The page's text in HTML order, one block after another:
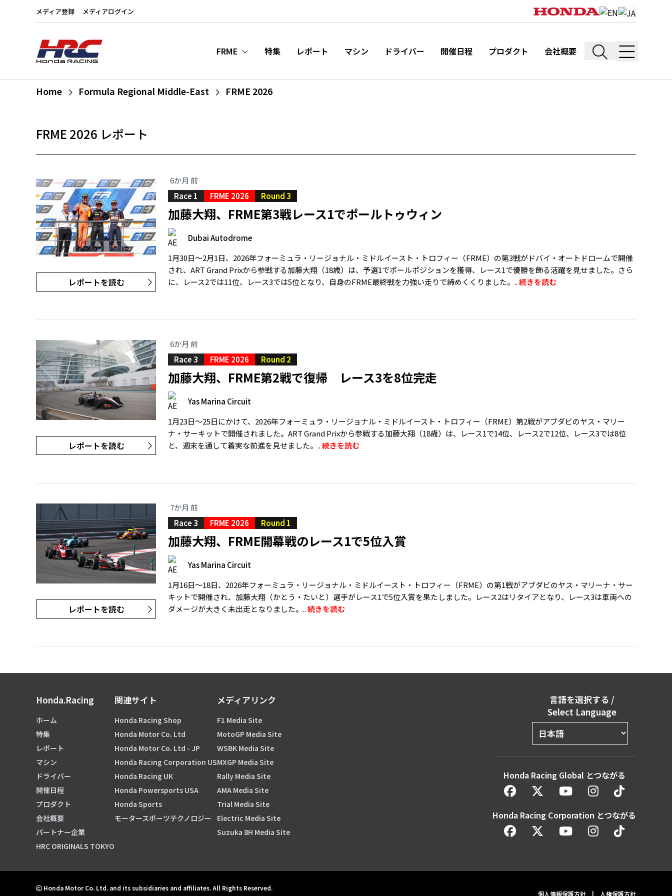
メディア登録 メディアログイン
FRME 特集 レポート マシン ドライバー 開催日程 プロダクト 会社概要
Home Formula Regional Middle-East FRME 2026
FRME 2026 レポート
レポートを読む
6か月 前
Race 1
FRME 2026 Round 3
加藤大翔、FRME第3戦レース1でポールトゥウィン
Dubai Autodrome
1月30日〜2月1日、2026年フォーミュラ・リージョナル・ミドルイースト・トロフィー（FRME）の第3戦がドバイ・オートドロームで開催
され、ART Grand Prixから参戦する加藤大翔（18歳）は、予選1でポールポジションを獲得、レース1で優勝を飾る活躍を見せました。さら
に、レース2では11位、レース3では5位となり、自身のFRME最終戦を力強い走りで締めくくりました。..続きを読む
レポートを読む
6か月 前
Race 3
FRME 2026 Round 2
加藤大翔、FRME第2戦で復帰 レース3を8位完走
Yas Marina Circuit
1月23日〜25日にかけて、2026年フォーミュラ・リージョナル・ミドルイースト・トロフィー（FRME）第2戦がアブダビのヤス・マリー
ナ・サーキットで開催されました。ART Grand Prixから参戦する加藤大翔（18歳）は、レース1で14位、レース2で12位、レース3では8位
と、週末を通して着実な前進を見せました。..続きを読む
レポートを読む
7か月 前
Race 3
FRME 2026 Round 1
加藤大翔、FRME開幕戦のレース1で5位入賞
Yas Marina Circuit
1月16日〜18日、2026年フォーミュラ・リージョナル・ミドルイースト・トロフィー（FRME）の第1戦がアブダビのヤス・マリーナ・サー
キットで開催され、加藤大翔（かとう・たいと）選手がレース1で5位入賞を果たしました。レース2はリタイアとなり、レース3は車両への
ダメージが大きく未出走となりました。..続きを読む
Honda.Racing
ホーム
特集
レポート
マシン
ドライバー
開催日程
プロダクト
会社概要
パートナー企業
HRC ORIGINALS TOKYO
関連サイト
Honda Racing Shop
Honda Motor Co. Ltd
Honda Motor Co. Ltd - JP
Honda Racing Corporation US
Honda Racing UK
Honda Powersports USA
Honda Sports
モータースポーツテクノロジー
メディアリンク
F1 Media Site
MotoGP Media Site
WSBK Media Site
MXGP Media Site
Rally Media Site
AMA Media Site
Trial Media Site
Electric Media Site
Suzuka 8H Media Site
言語を選択する /
Select Language
Honda Racing Global とつながる
Honda Racing Corporation とつながる
Honda Motor Co. Ltd. and its subsidiaries and affiliates. All Rights Reserved.
個人情報保護方針 | 人権保護方針